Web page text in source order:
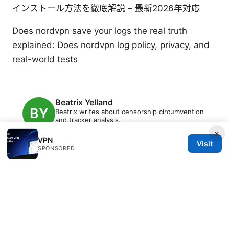
インストール方法を徹底解説 – 最新2026年対応
Does nordvpn save your logs the real truth
explained: Does nordvpn log policy, privacy, and
real-world tests
Beatrix Yelland
Beatrix writes about censorship circumvention
and tracker analysis.
×
VPN
SPONSORED
Visit